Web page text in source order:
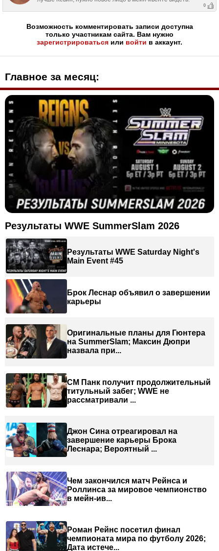
0
Возможность комментировать записи доступна
только участникам сайта. Вам нужно
зарегистрироваться или войти в аккаунт.
Главное за месяц:
Результаты WWE SummerSlam 2026
Результаты WWE Saturday Night's
Main Event #45
Брок Леснар объявил о завершении
карьеры
Оригинальные планы для Гюнтера
на SummerSlam; Максин Дюпри
назвала при...
СМ Панк получит продолжительный
титульный забег; WWE не
рассматривали ...
Джон Сина отреагировал на
завершение карьеры Брока
Леснара; Вероятный ...
Чем закончился матч Рейнса и
Роллинса за мировое чемпионство
в мейн-ив...
Роман Рейнс посетил финал
чемпионата мира по футболу 2026;
Дата истече...